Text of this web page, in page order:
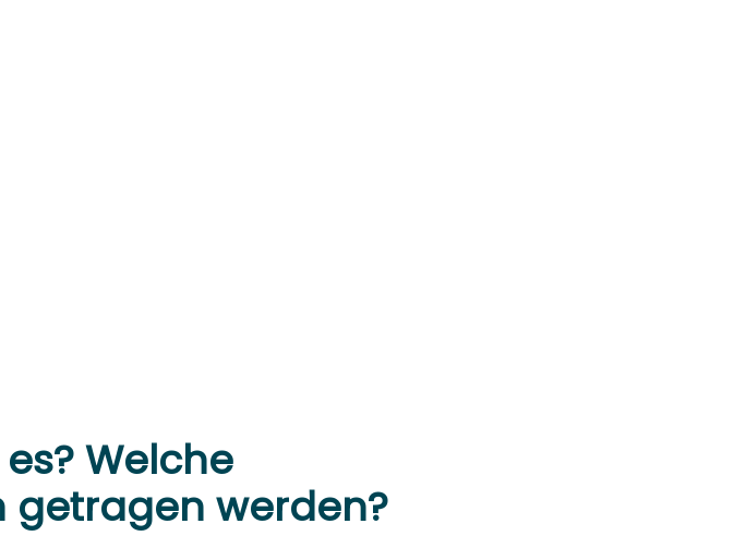
Welche
getragen werden?